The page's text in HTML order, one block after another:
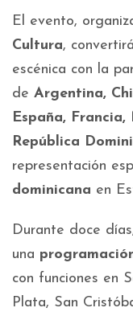
El evento,
Cultura,
escénica con la
de Argentina,
España,
República
representación
dominicana en
Durante doce
una
con funciones en
Plata, San